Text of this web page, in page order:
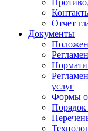
Отчет
Документы
услуг
Формы
Порядок